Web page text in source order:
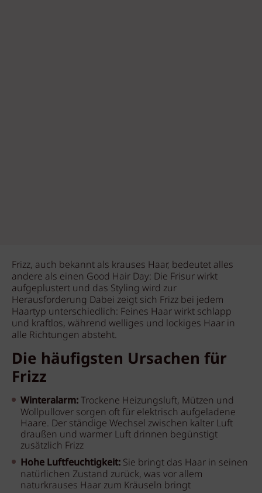
Frizz, auch bekannt als krauses Haar, bedeutet alles
andere als einen Good Hair Day: Die Frisur wirkt
aufgeplustert und das Styling wird zur
Herausforderung Dabei zeigt sich Frizz bei jedem
Haartyp unterschiedlich: Feines Haar wirkt schlapp
und kraftlos, während welliges und lockiges Haar in
alle Richtungen absteht.
Die häufigsten Ursachen für
Frizz
Winteralarm:Trockene Heizungsluft, Mützen und
Wollpullover sorgen oft für elektrisch aufgeladene
Haare. Der ständige Wechsel zwischen kalter Luft
draußen und warmer Luft drinnen begünstigt
zusätzlich Frizz
Hohe Luftfeuchtigkeit: Sie bringt das Haar in seinen
natürlichen Zustand zurück, was vor allem
naturkrauses Haar zum Kräuseln bringt